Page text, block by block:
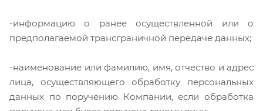
-информацию о ранее осуществленной или о
предполагаемой трансграничной передаче данных;
-наименование или фамилию, имя, отчество и адрес
лица, осуществляющего обработку персональных
данных по поручению Компании, если обработка